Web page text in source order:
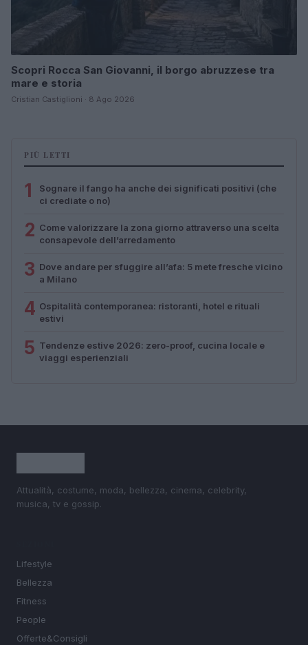
Scopri Rocca San Giovanni, il borgo abruzzese tra
mare e storia
Cristian Castiglioni · 8 Ago 2026
PIÙ LETTI
1
Sognare il fango ha anche dei significati positivi (che
ci crediate o no)
2 Come valorizzare la zona giorno attraverso una scelta
consapevole dell’arredamento
3 Dove andare per sfuggire all’afa: 5 mete fresche vicino
a Milano
4 Ospitalità contemporanea: ristoranti, hotel e rituali
estivi
5 Tendenze estive 2026: zero-proof, cucina locale e
viaggi esperienziali
Attualità, costume, moda, bellezza, cinema, celebrity,
musica, tv e gossip.
Lifestyle
Bellezza
Fitness
People
Offerte&Consigli